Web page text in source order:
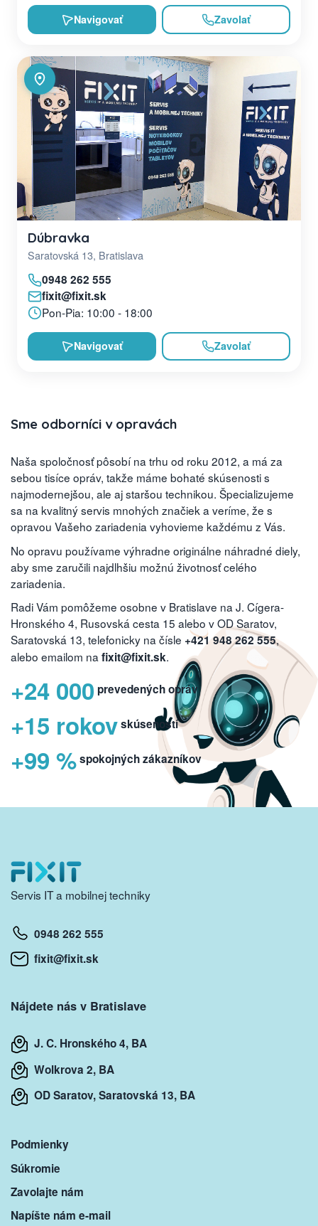
Navigovať Zavolať
Dúbravka
Saratovská 13, Bratislava
0948 262 555
fixit@fixit.sk
Pon-Pia: 10:00 - 18:00
Navigovať Zavolať
Sme odborníci v opravách
Naša spoločnosť pôsobí na trhu od roku 2012, a má za
sebou tisíce opráv, takže máme bohaté skúsenosti s
najmodernejšou, ale aj staršou technikou. Špecializujeme
sa na kvalitný servis mnohých značiek a veríme, že s
opravou Vašeho zariadenia vyhovieme každému z Vás.
No opravu používame výhradne originálne náhradné diely,
aby sme zaručili najdlhšiu možnú životnosť celého
zariadenia.
Radi Vám pomôžeme osobne v Bratislave na J. Cígera-
Hronského 4, Rusovská cesta 15 alebo v OD Saratov,
Saratovská 13, telefonicky na čísle +421 948 262 555,
alebo emailom na fixit@fixit.sk.
+24 000 prevedených opráv
+15 rokovskúseností
+99 %spokojných zákazníkov
Servis IT a mobilnej techniky
0948 262 555
fixit@fixit.sk
Nájdete nás v Bratislave
J. C. Hronského 4, BA
Wolkrova 2, BA
OD Saratov, Saratovská 13, BA
Podmienky
Súkromie
Zavolajte nám
Napíšte nám e-mail